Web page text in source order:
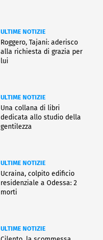
ULTIME NOTIZIE
Roggero, Tajani: aderisco
alla richiesta di grazia per
lui
ULTIME NOTIZIE
Una collana di libri
dedicata allo studio della
gentilezza
ULTIME NOTIZIE
Ucraina, colpito edificio
residenziale a Odessa: 2
morti
ULTIME NOTIZIE